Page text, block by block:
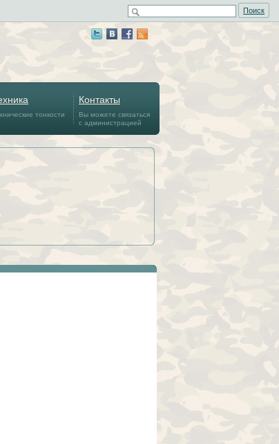
Поиск
тонкости
Контакты
Вы можете связаться
с администрацией